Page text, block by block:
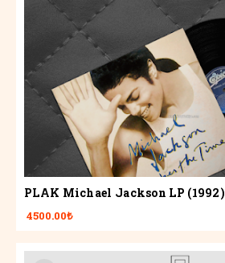
PLAK Michael Jackson LP (1992)
4500.00₺